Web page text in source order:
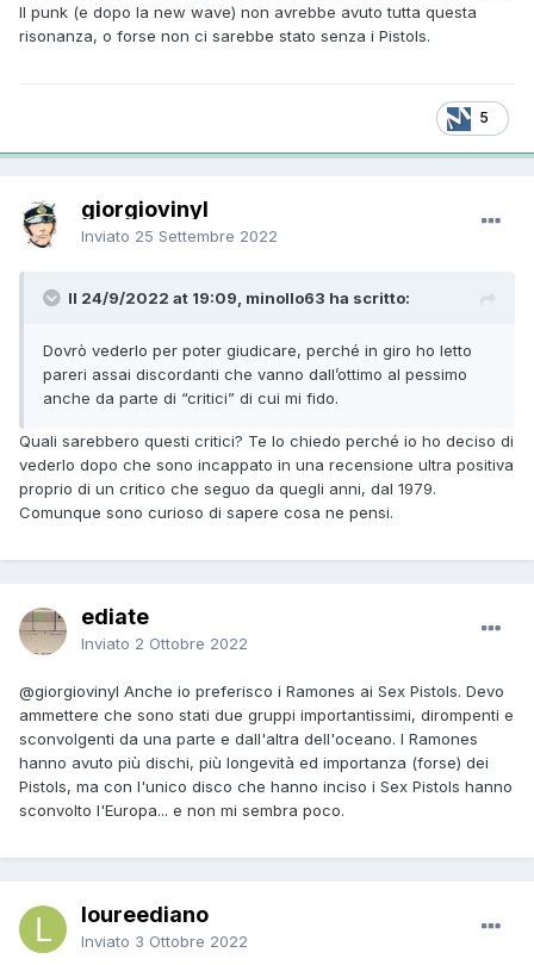
Il punk (e dopo la new wave) non avrebbe avuto tutta questa
risonanza, o forse non ci sarebbe stato senza i Pistols.
5
giorgiovinyl
Inviato 25 Settembre 2022
Il 24/9/2022 at 19:09, minollo63 ha scritto:
Dovrò vederlo per poter giudicare, perché in giro ho letto
pareri assai discordanti che vanno dall’ottimo al pessimo
anche da parte di “critici” di cui mi fido.
Quali sarebbero questi critici? Te lo chiedo perché io ho deciso di
vederlo dopo che sono incappato in una recensione ultra positiva
proprio di un critico che seguo da quegli anni, dal 1979.
Comunque sono curioso di sapere cosa ne pensi.
ediate
Inviato 2 Ottobre 2022
@giorgiovinyl Anche io preferisco i Ramones ai Sex Pistols. Devo
ammettere che sono stati due gruppi importantissimi, dirompenti e
sconvolgenti da una parte e dall'altra dell'oceano. I Ramones
hanno avuto più dischi, più longevità ed importanza (forse) dei
Pistols, ma con l'unico disco che hanno inciso i Sex Pistols hanno
sconvolto l'Europa... e non mi sembra poco.
loureediano
Inviato 3 Ottobre 2022